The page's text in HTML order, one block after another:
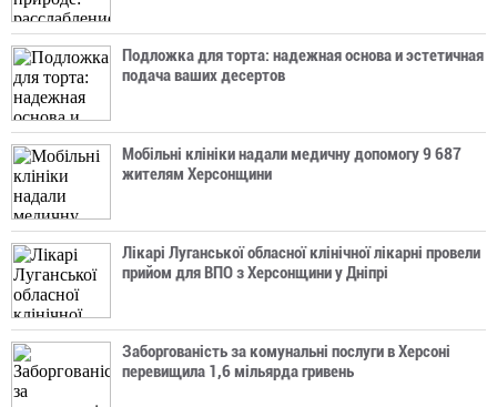
Подложка для торта: надежная основа и эстетичная
подача ваших десертов
Мобільні клініки надали медичну допомогу 9 687
жителям Херсонщини
Лікарі Луганської обласної клінічної лікарні провели
прийом для ВПО з Херсонщини у Дніпрі
Заборгованість за комунальні послуги в Херсоні
перевищила 1,6 мільярда гривень